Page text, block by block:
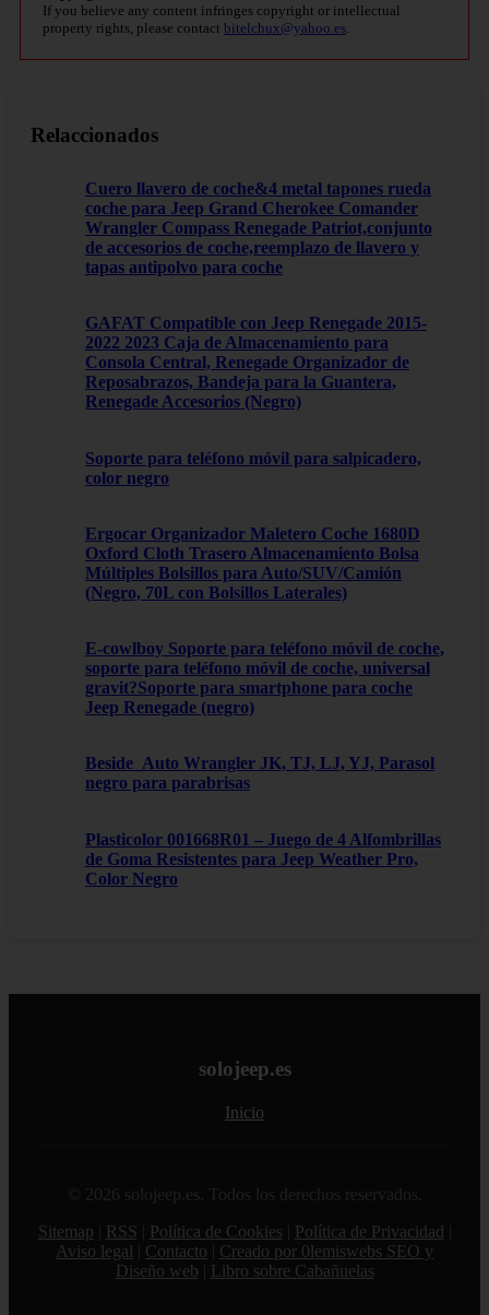
If you believe any content infringes copyright or intellectual
property rights, please contact bitelchux@yahoo.es
Relaccionados
Cuero llavero de coche&4 metal tapones rueda
coche para Jeep Grand Cherokee Comander
Wrangler Compass Renegade Patriot,conjunto
de accesorios de coche,reemplazo de llavero y
tapas antipolvo para coche
GAFAT Compatible con Jeep Renegade 2015-
2022 2023 Caja de Almacenamiento para
Consola Central, Renegade Organizador de
Reposabrazos, Bandeja para la Guantera,
Renegade Accesorios (Negro)
Soporte para teléfono móvil para salpicadero,
color negro
Ergocar Organizador Maletero Coche 1680D
Oxford Cloth Trasero Almacenamiento Bolsa
Múltiples Bolsillos para Auto/SUV/Camión
(Negro, 70L con Bolsillos Laterales)
E-cowlboy Soporte para teléfono móvil de coche,
soporte para teléfono móvil de coche, universal
gravit?Soporte para smartphone para coche
Jeep Renegade (negro)
Beside_Auto Wrangler JK, TJ, LJ, YJ, Parasol
negro para parabrisas
Plasticolor 001668R01 – Juego de 4 Alfombrillas
de Goma Resistentes para Jeep Weather Pro,
Color Negro
solojeep.es
Inicio
© 2026 solojeep.es. Todos los derechos reservados.
Sitemap
RSS Política de Cookies Política de Privacidad
Aviso legal
Contacto
Creado por 0lemiswebs SEO y
Diseño web
Libro sobre Cabañuelas